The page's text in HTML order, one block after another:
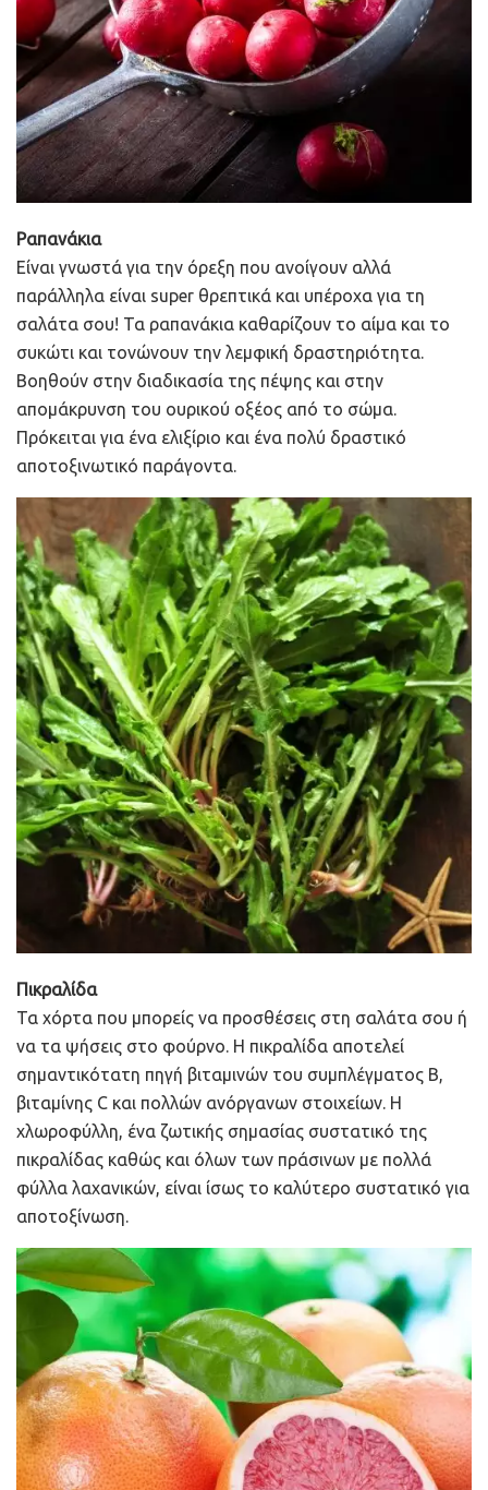
Ραπανάκια
Είναι γνωστά για την όρεξη που ανοίγουν αλλά
παράλληλα είναι super θρεπτικά και υπέροχα για τη
σαλάτα σου! Τα ραπανάκια καθαρίζουν το αίμα και το
συκώτι και τονώνουν την λεμφική δραστηριότητα.
Βοηθούν στην διαδικασία της πέψης και στην
απομάκρυνση του ουρικού οξέος από το σώμα.
Πρόκειται για ένα ελιξίριο και ένα πολύ δραστικό
αποτοξινωτικό παράγοντα.
Πικραλίδα
Τα χόρτα που μπορείς να προσθέσεις στη σαλάτα σου ή
να τα ψήσεις στο φούρνο. Η πικραλίδα αποτελεί
σημαντικότατη πηγή βιταμινών του συμπλέγματος Β,
βιταμίνης C και πολλών ανόργανων στοιχείων. Η
χλωροφύλλη, ένα ζωτικής σημασίας συστατικό της
πικραλίδας καθώς και όλων των πράσινων με πολλά
φύλλα λαχανικών, είναι ίσως το καλύτερο συστατικό για
αποτοξίνωση.